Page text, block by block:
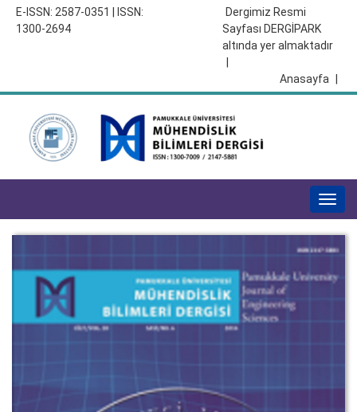
E-ISSN: 2587-0351 | ISSN:
1300-2694
Dergimiz Resmi
Sayfası DERGİPARK
altında yer almaktadır
Anasayfa